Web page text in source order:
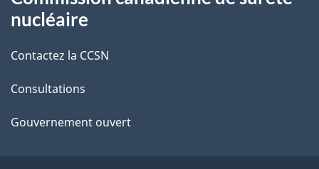
i
l
s
d
propos
ce
site
nucléaire
Contactez la CCSN
Consultations
Gouvernement ouvert